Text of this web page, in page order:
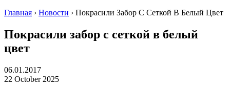
Главная › Новости › Покрасили Забор С Сеткой В Белый Цвет
Покрасили забор с сеткой в белый
цвет
06.01.2017
22 October 2025